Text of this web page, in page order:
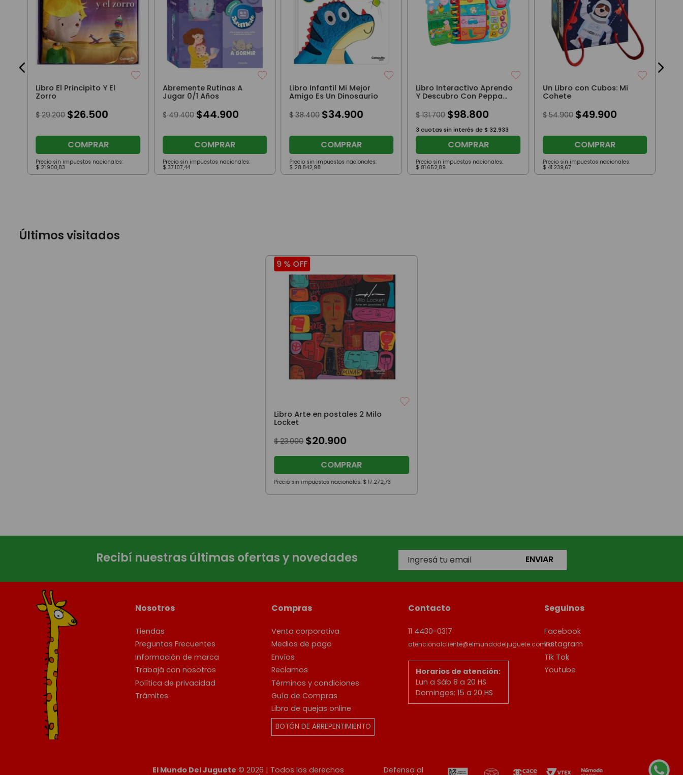
Libro El Principito Y El
Zorro
$ 29.200 $26.500
COMPRAR
Precio sin impuestos nacionales:
$ 21.900,83
Abremente Rutinas A
Jugar 0/1 Años
$ 49.400 $44.900
COMPRAR
Precio sin impuestos nacionales:
$ 37.107,44
Libro Infantil Mi Mejor
Amigo Es Un Dinosaurio
$ 38.400 $34.900
COMPRAR
Precio sin impuestos nacionales:
$ 28.842,98
Libro Interactivo Aprendo
Y Descubro Con Peppa
$ 131.700 $98.800
3 cuotas sin interés de $ 32.933
COMPRAR
Precio sin impuestos nacionales:
$ 81.652,89
Un Libro con Cubos: Mi
Cohete
$ 54.900 $49.900
COMPRAR
Precio sin impuestos nacionales:
$ 41.239,67
Últimos visitados
9 %OFF
Libro Arte en postales 2 Milo
Locket
$ 23.000 $20.900
COMPRAR
Precio sin impuestos nacionales: $ 17.272,73
Recibí nuestras últimas ofertas y novedades ENVIAR
Nosotros
Tiendas
Preguntas Frecuentes
Información de marca
Trabajá con nosotros
Política de privacidad
Trámites
Compras
Venta corporativa
Medios de pago
Envíos
Reclamos
Términos y condiciones
Guía de Compras
Libro de quejas online
BOTÓN DE ARREPENTIMIENTO
Contacto
11 4430-0317
atencionalcliente@elmundodeljuguete.com.ar
Horarios de atención:
Lun a Sáb 8 a 20 HS
Domingos: 15 a 20 HS
Seguinos
Facebook
Instagram
Tik Tok
Youtube
El Mundo Del Juguete © 2026 | Todos los derechos Defensa al